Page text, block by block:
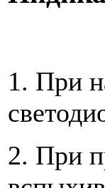
1. При
2. При